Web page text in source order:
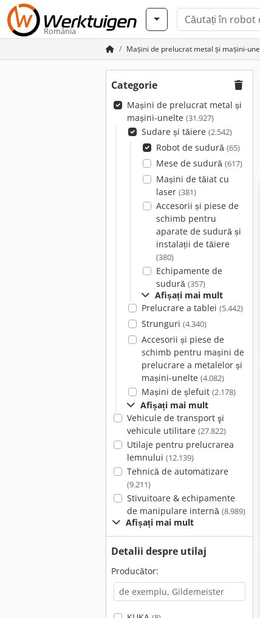
România
Mașini de prelucrat metal și mașini-
Categorie
Mașini de prelucrat metal și
mașini-unelte (31.927)
Sudare și tăiere (2.542)
Robot de sudură (65)
Mese de sudură (617)
Mașini de tăiat cu
laser (381)
Accesorii și piese de
schimb pentru
aparate de sudură și
instalații de tăiere
(380)
Echipamente de
sudură (357)
Afișați mai mult
Prelucrare a tablei (5.442)
Strunguri (4.340)
Accesorii și piese de
schimb pentru mașini de
prelucrare a metalelor și
mașini-unelte (4.082)
Mașini de șlefuit (2.178)
Afișați mai mult
Vehicule de transport şi
vehicule utilitare (27.822)
Utilaje pentru prelucrarea
lemnului (12.139)
Tehnică de automatizare
(9.211)
Stivuitoare & echipamente
de manipulare internă (8.989)
Afișați mai mult
Detalii despre utilaj
Producător: